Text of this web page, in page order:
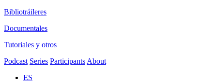
Bibliotráileres
Documentales
Tutoriales y otros
Podcast Series Participants About
ES